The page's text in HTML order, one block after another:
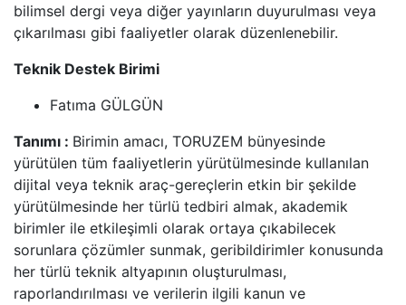
bilimsel dergi veya diğer yayınların duyurulması veya
çıkarılması gibi faaliyetler olarak düzenlenebilir.
Teknik Destek Birimi
Fatıma GÜLGÜN
Tanımı : Birimin amacı, TORUZEM bünyesinde
yürütülen tüm faaliyetlerin yürütülmesinde kullanılan
dijital veya teknik araç-gereçlerin etkin bir şekilde
yürütülmesinde her türlü tedbiri almak, akademik
birimler ile etkileşimli olarak ortaya çıkabilecek
sorunlara çözümler sunmak, geribildirimler konusunda
her türlü teknik altyapının oluşturulması,
raporlandırılması ve verilerin ilgili kanun ve